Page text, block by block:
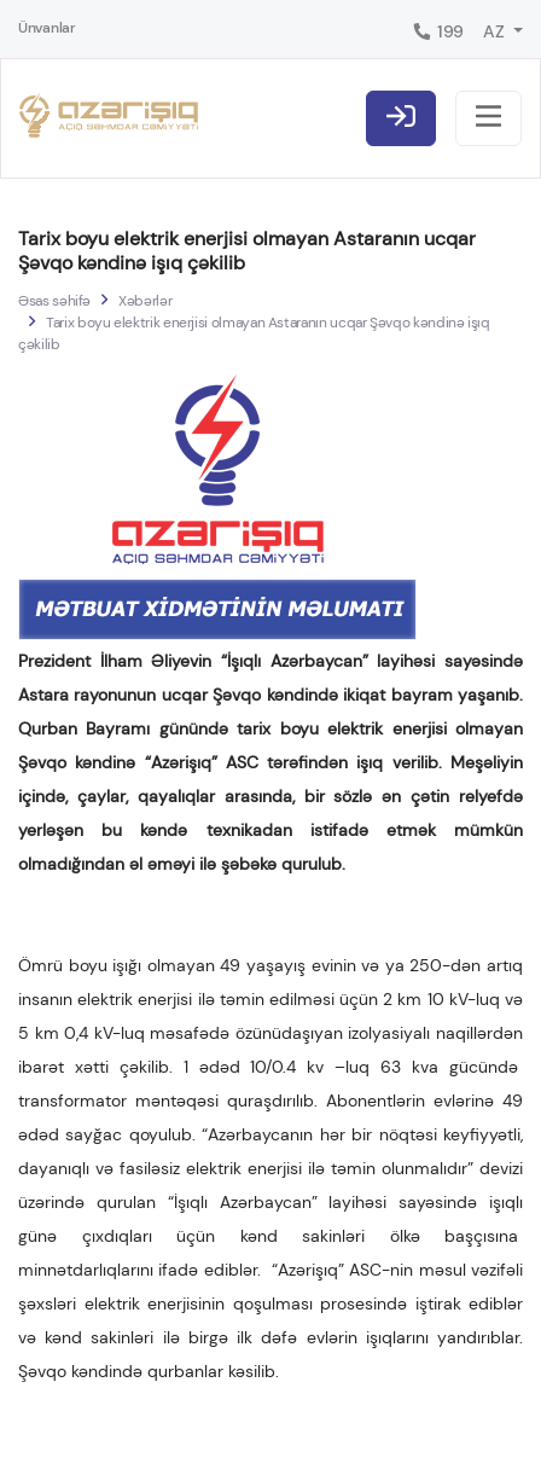
Ünvanlar 199 AZ
Tarix boyu elektrik enerjisi olmayan Astaranın ucqar
Şəvqo kəndinə işıq çəkilib
Əsas səhifə
Xəbərlər
Tarix boyu elektrik enerjisi olmayan Astaranın ucqar Şəvqo kəndinə işıq
çəkilib
Prezident İlham Əliyevin “İşıqlı Azərbaycan” layihəsi sayəsində
Astara rayonunun ucqar Şəvqo kəndində ikiqat bayram yaşanıb.
Qurban Bayramı günündə tarix boyu elektrik enerjisi olmayan
Şəvqo kəndinə “Azərişıq” ASC tərəfindən işıq verilib. Meşəliyin
içində, çaylar, qayalıqlar arasında, bir sözlə ən çətin relyefdə
yerləşən bu kəndə texnikadan istifadə etmək mümkün
olmadığından əl əməyi ilə şəbəkə qurulub.
Ömrü boyu işığı olmayan 49 yaşayış evinin və ya 250-dən artıq
insanın elektrik enerjisi ilə təmin edilməsi üçün 2 km 10 kV-luq və
5 km 0,4 kV-luq məsafədə özünüdaşıyan izolyasiyalı naqillərdən
ibarət xətti çəkilib. 1 ədəd 10/0.4 kv –luq 63 kva gücündə
transformator məntəqəsi quraşdırılıb. Abonentlərin evlərinə 49
ədəd sayğac qoyulub. “Azərbaycanın hər bir nöqtəsi keyfiyyətli,
dayanıqlı və fasiləsiz elektrik enerjisi ilə təmin olunmalıdır” devizi
üzərində qurulan “İşıqlı Azərbaycan” layihəsi sayəsində işıqlı
günə çıxdıqları üçün kənd sakinləri ölkə başçısına
minnətdarlıqlarını ifadə ediblər. “Azərişıq” ASC-nin məsul vəzifəli
şəxsləri elektrik enerjisinin qoşulması prosesində iştirak ediblər
və kənd sakinləri ilə birgə ilk dəfə evlərin işıqlarını yandırıblar.
Şəvqo kəndində qurbanlar kəsilib.